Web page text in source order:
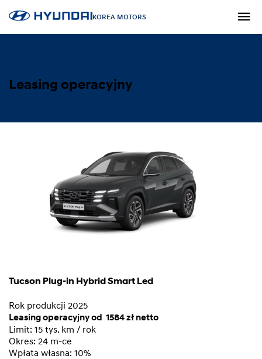
KOREA MOTORS
Leasing operacyjny
Tucson Plug-in Hybrid Smart Led
Rok produkcji 2025
Leasing operacyjny od 1584 zł netto
Limit: 15 tys. km / rok
Okres: 24 m-ce
Wpłata własna: 10%